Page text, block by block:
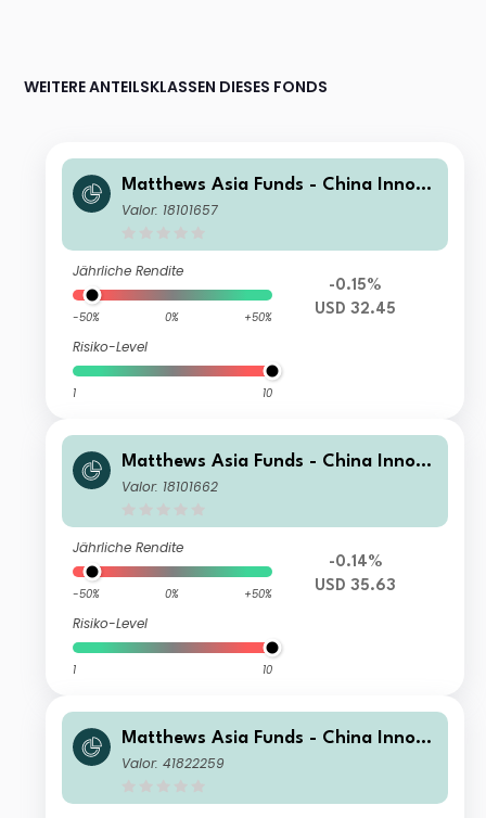
WEITERE ANTEILSKLASSEN DIESES FONDS
Matthews Asia Funds - China Innova
tors Fund A USD Acc
Valor: 18101657
Jährliche Rendite
-50% 0% +50%
Risiko-Level
1 10
-0.15%
USD 32.45
Matthews Asia Funds - China Innova
tors Fund I USD Acc
Valor: 18101662
Jährliche Rendite
-50% 0% +50%
Risiko-Level
1 10
-0.14%
USD 35.63
Matthews Asia Funds - China Innova
tors Fund S GBP Acc
Valor: 41822259